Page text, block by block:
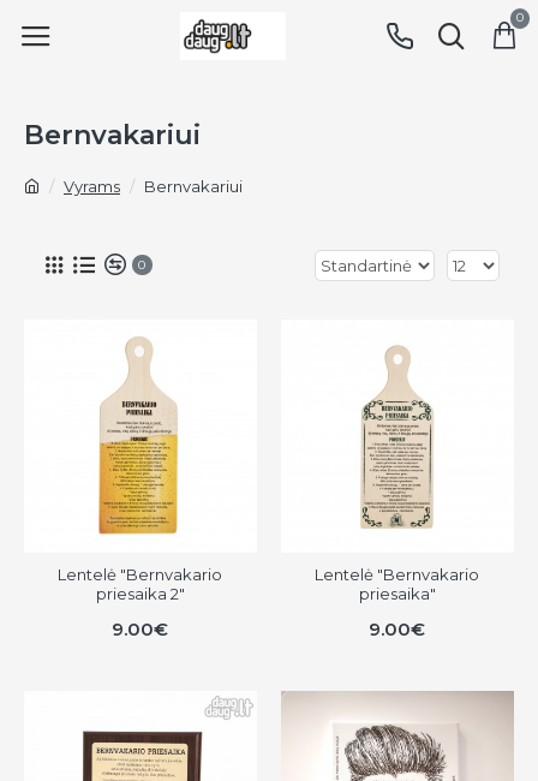
0
Vyrams Bernvakariui
Bernvakariui
0
Lentelė "Bernvakario
priesaika 2"
9.00€
Lentelė "Bernvakario
priesaika"
9.00€